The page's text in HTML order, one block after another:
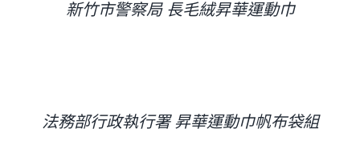
新竹市警察局 長毛絨昇華運動巾
法務部行政執行署 昇華運動巾帆布袋組